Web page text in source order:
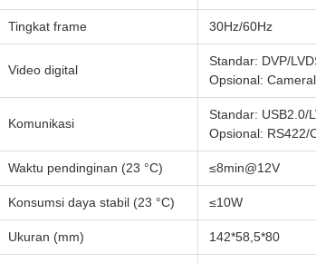
Tingkat frame 30Hz/60Hz
Video digital
Standar: DVP/
Opsional:
Komunikasi
Standar: USB2.0/
Opsional: RS422/
Waktu pendinginan (23 °C) ≤8min@12V
Konsumsi daya stabil (23 °C) ≤10W
Ukuran (mm) 142*58,5*80